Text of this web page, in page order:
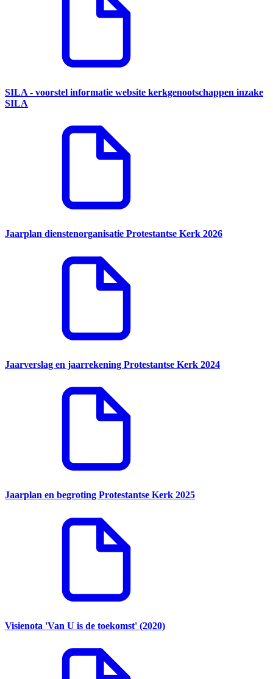
SILA - voorstel informatie website kerkgenootschappen inzake
SILA
Jaarplan dienstenorganisatie Protestantse Kerk 2026
Jaarverslag en jaarrekening Protestantse Kerk 2024
Jaarplan en begroting Protestantse Kerk 2025
Visienota 'Van U is de toekomst' (2020)